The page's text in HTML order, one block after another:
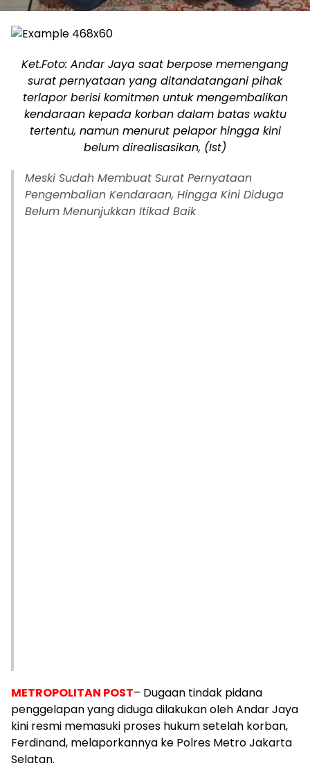
Ket.Foto: Andar Jaya saat berpose memengang
surat pernyataan yang ditandatangani pihak
terlapor berisi komitmen untuk mengembalikan
kendaraan kepada korban dalam batas waktu
tertentu, namun menurut pelapor hingga kini
belum direalisasikan, (Ist)
Meski Sudah Membuat Surat Pernyataan
Pengembalian Kendaraan, Hingga Kini Diduga
Belum Menunjukkan Itikad Baik
METROPOLITAN POST– Dugaan tindak pidana
penggelapan yang diduga dilakukan oleh Andar Jaya
kini resmi memasuki proses hukum setelah korban,
Ferdinand, melaporkannya ke Polres Metro Jakarta
Selatan.